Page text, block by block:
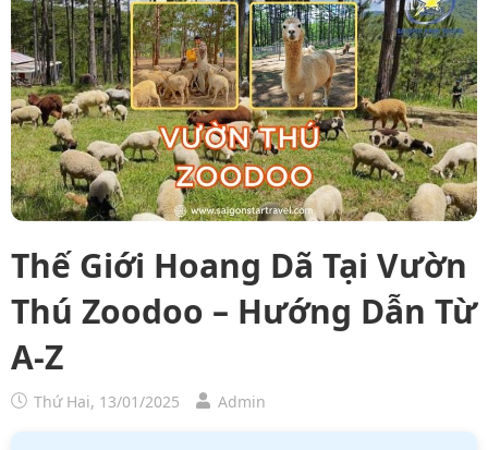
Thế Giới Hoang Dã Tại Vườn
Thú Zoodoo – Hướng Dẫn Từ
A-Z
Thứ Hai, 13/01/2025 Admin